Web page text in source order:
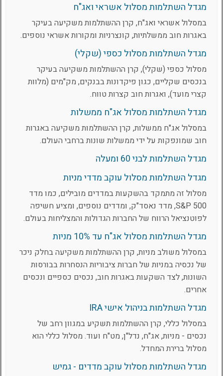
מגדל השתלמות מסלול אשראי ואג"ח
במסלול אשראי ואג"ח, קרן ההשתלמות משקיעה בעיקר
באגרות חוב ממשלתיות, קונצרניות ומקורות אשראי נוספים.
מגדל השתלמות מסלול כספי (שקלי)
מסלול כספי (שקלי), קרן ההשתלמות משקיעה בעיקר
בנכסים שקליים, כגון פיקדונות בבנקים, מק"מים (מלוות
קצרי מועד), ואגרות חוב קצרות טווח.
מגדל השתלמות מסלול אג"ח ממשלות
במסלול אג"ח ממשלות, קרן ההשתלמות משקיעה באגרות
חוב שמונפקות על ידי ממשלות שונות ברחבי העולם.
מגדל השתלמות לבני 60 ומעלה
מגדל השתלמות מסלול עוקב מדדי מניות
מסלול זה מתמקד בהשקעות במדדים מובילים, כמו מדד
S&P 500, מדד נאסד"ק, ומדדים נוספים, ומציע חשיפה
לפוטנציאל הרווח של החברות הגדולות והמצליחות בעולם.
מגדל השתלמות מסלול אג"ח עד 10% מניות
במסלול משולב מניות, קרן ההשתלמות משקיעה בחלק ניכר
של נכסיה במניות של חברות ציבוריות הנסחרות בבורסות
השונות, לצד השקעות באגרות חוב, נכסים כספיים ונכסים
אחרים.
מגדל השתלמות בניהול אישי IRA
במסלול כללי, קרן ההשתלמות תשקיע במגוון רחב של
נכסים - מניות, אג"ח, נדל"ן, מט"ח ועוד. מסלול כללי הוא
מסלול ברירת המחדל.
מגדל השתלמות מסלול עוקב מדדים - גמיש